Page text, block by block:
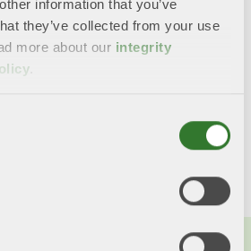
information that you’ve
they’ve collected from your use
more about our integrity